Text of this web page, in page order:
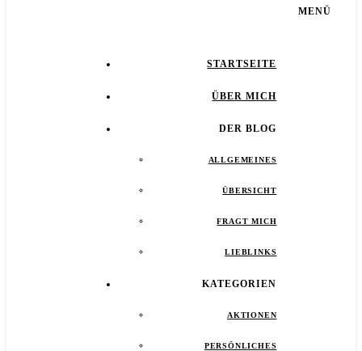
MENÜ
STARTSEITE
ÜBER MICH
DER BLOG
ALLGEMEINES
ÜBERSICHT
FRAGT MICH
LIEBLINKS
KATEGORIEN
AKTIONEN
PERSÖNLICHES